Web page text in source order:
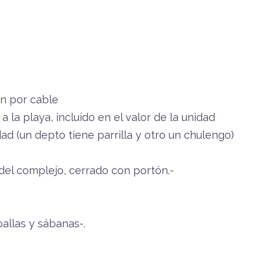
por cable
la playa, incluido en el valor de la unidad
(un depto tiene parrilla y otro un chulengo)
complejo, cerrado con portón.-
y sábanas-.